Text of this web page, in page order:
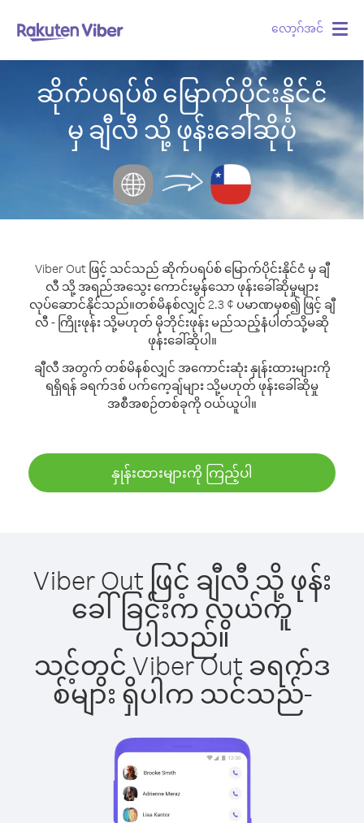
လော့ဂ်အင်
ဆိုက်ပရပ်စ် မြောက်ပိုင်းနိုင်ငံ
မှ ချီလီ သို့ ဖုန်းခေါ်ဆိုပုံ
Viber Out ဖြင့် သင်သည် ဆိုက်ပရပ်စ် မြောက်ပိုင်းနိုင်ငံ မှ ချီ
လီ သို့ အရည်အသွေး ကောင်းမွန်သော ဖုန်းခေါ်ဆိုမှုများ
လုပ်ဆောင်နိုင်သည်။တစ်မိနစ်လျှင် 2.3 ¢ ပမာဏမှစ၍ ဖြင့် ချီ
လီ - ကြိုးဖုန်း သို့မဟုတ် မိုဘိုင်းဖုန်း မည်သည့်နံပါတ်သို့မဆို
ဖုန်းခေါ်ဆိုပါ။
ချီလီ အတွက် တစ်မိနစ်လျှင် အကောင်းဆုံး နှုန်းထားများကို
ရရှိရန် ခရက်ဒစ် ပက်ကေ့ချ်များ သို့မဟုတ် ဖုန်းခေါ်ဆိုမှု
အစီအစဉ်တစ်ခုကို ဝယ်ယူပါ။
နှုန်းထားများကို ကြည့်ပါ
Viber Out ဖြင့် ချီလီ သို့ ဖုန်း
ခေါ်ခြင်းက လွယ်ကူ
ပါသည်။
သင့်တွင် Viber Out ခရက်ဒ
စ်များ ရှိပါက သင်သည်-